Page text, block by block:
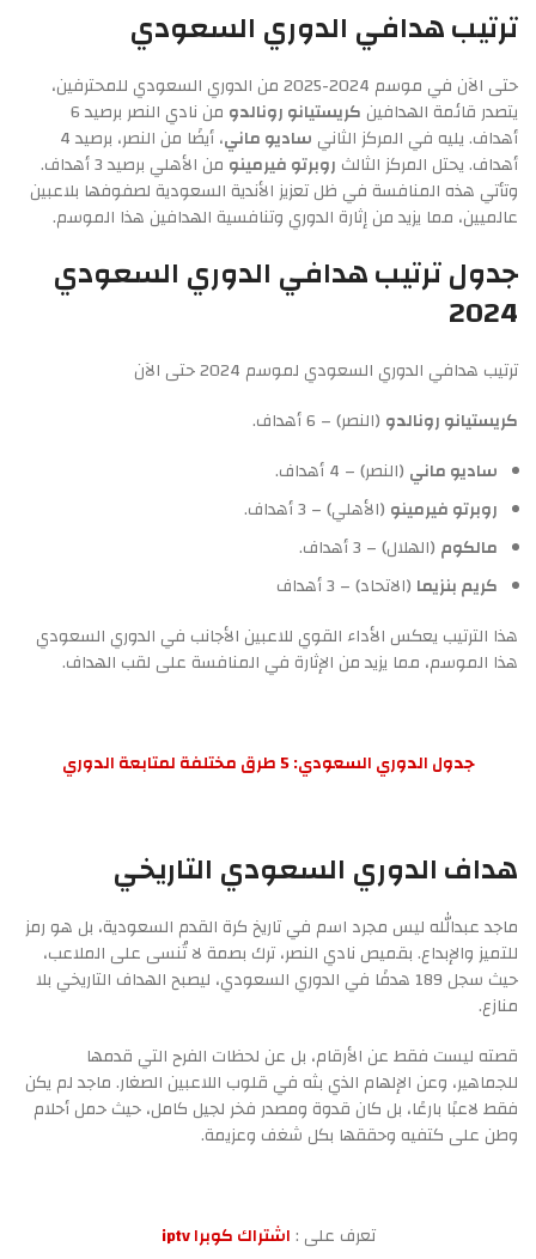
ترتيب هدافي الدوري السعودي
حتى الآن في موسم 2024-2025 من الدوري السعودي للمحترفين،
يتصدر قائمة الهدافين كريستيانو رونالدو
من نادي النصر برصيد 6
أهداف. يليه في المركز الثاني ساديو ماني
، أيضًا من النصر، برصيد 4
أهداف. يحتل المركز الثالث روبرتو فيرمينو
من الأهلي برصيد 3 أهداف.
وتأتي هذه المنافسة في ظل تعزيز الأندية السعودية لصفوفها بلاعبين
عالميين، مما يزيد من إثارة الدوري وتنافسية الهدافين هذا الموسم.
جدول ترتيب هدافي الدوري السعودي
2024
ترتيب هدافي الدوري السعودي لموسم 2024 حتى الآن
كريستيانو رونالدو (النصر) – 6 أهداف.
ساديو ماني (النصر) – 4 أهداف.
روبرتو فيرمينو (الأهلي) – 3 أهداف.
مالكوم (الهلال) – 3 أهداف.
كريم بنزيما (الاتحاد) – 3 أهداف
هذا الترتيب يعكس الأداء القوي للاعبين الأجانب في الدوري السعودي
هذا الموسم، مما يزيد من الإثارة في المنافسة على لقب الهداف.
جدول الدوري السعودي: 5 طرق مختلفة لمتابعة الدوري
هداف الدوري السعودي التاريخي
ماجد عبدالله ليس مجرد اسم في تاريخ كرة القدم السعودية، بل هو رمز
للتميز والإبداع. بقميص نادي النصر، ترك بصمة لا تُنسى على الملاعب،
حيث سجل 189 هدفًا في الدوري السعودي، ليصبح الهداف التاريخي بلا
منازع.
قصته ليست فقط عن الأرقام، بل عن لحظات الفرح التي قدمها
للجماهير، وعن الإلهام الذي بثه في قلوب اللاعبين الصغار. ماجد لم يكن
فقط لاعبًا بارعًا، بل كان قدوة ومصدر فخر لجيل كامل، حيث حمل أحلام
وطن على كتفيه وحققها بكل شغف وعزيمة.
تعرف على :اشتراك كوبرا iptv